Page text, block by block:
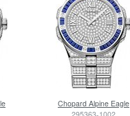
Chopard Alpine Eagle